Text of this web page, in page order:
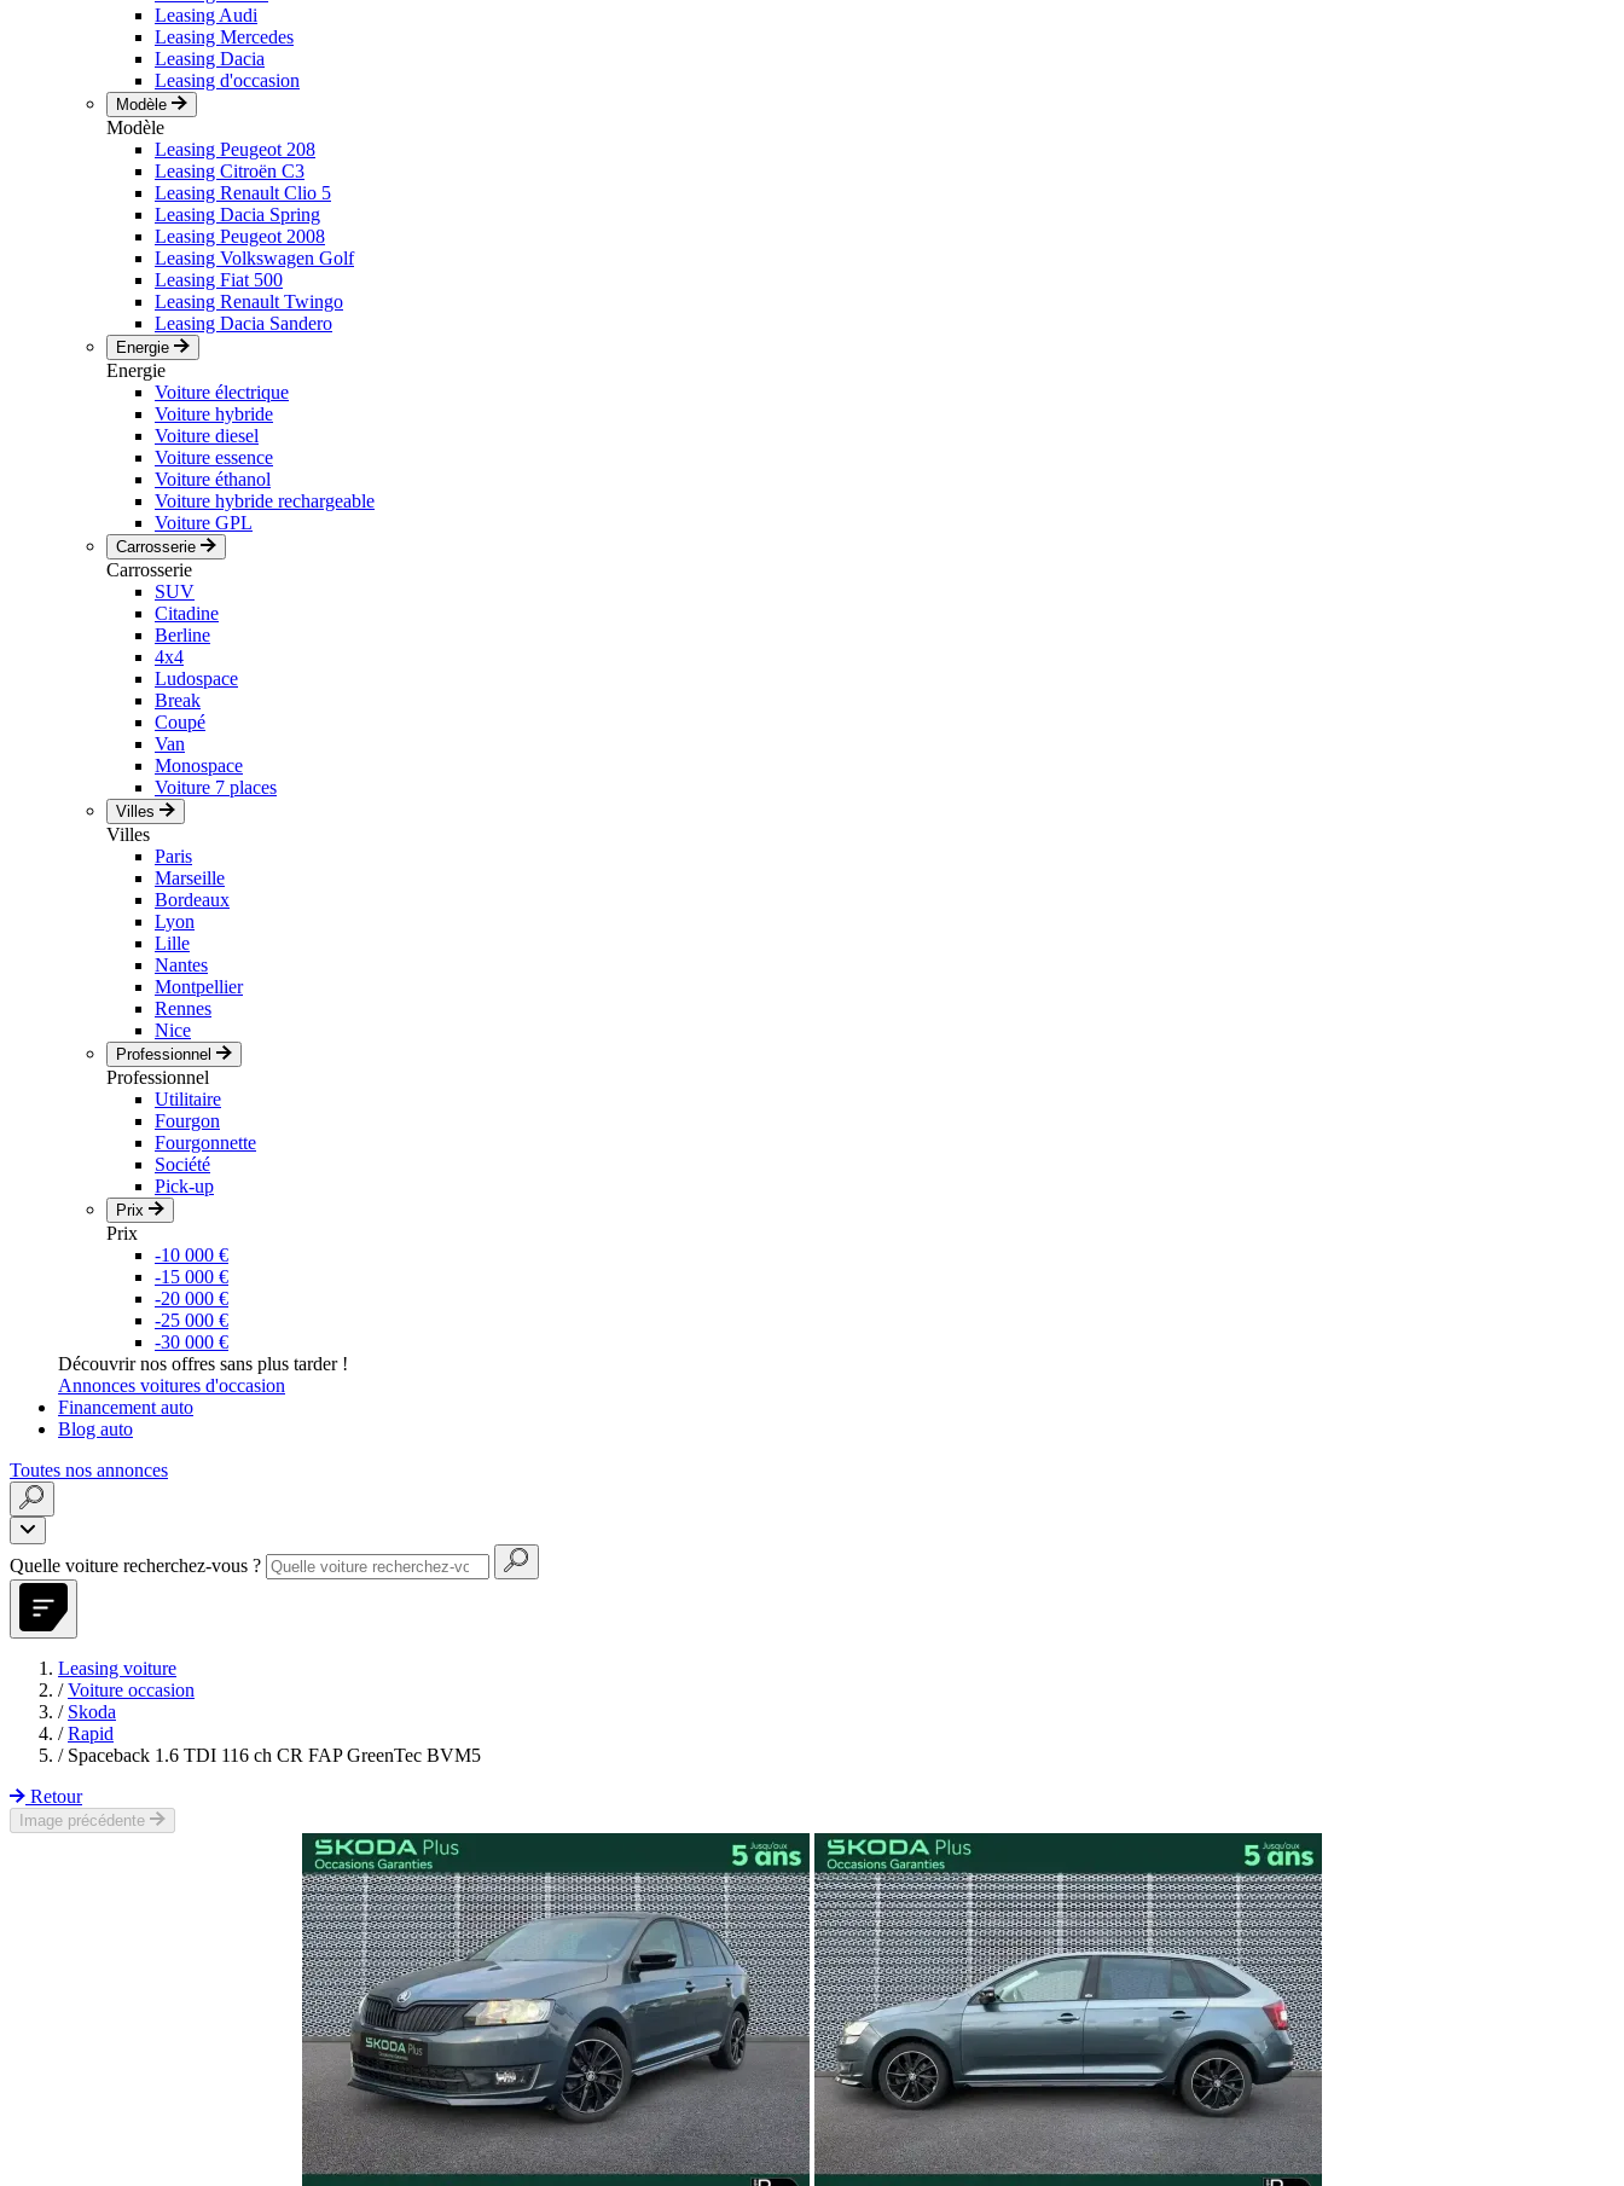
Leasing Audi
Leasing Mercedes
Leasing Dacia
Leasing d'occasion
Modèle
Modèle
Leasing Peugeot 208
Leasing Citroën C3
Leasing Renault Clio 5
Leasing Dacia Spring
Leasing Peugeot 2008
Leasing Volkswagen Golf
Leasing Fiat 500
Leasing Renault Twingo
Leasing Dacia Sandero
Energie
Energie
Voiture électrique
Voiture hybride
Voiture diesel
Voiture essence
Voiture éthanol
Voiture hybride rechargeable
Voiture GPL
Carrosserie
Carrosserie
SUV
Citadine
Berline
4x4
Ludospace
Break
Coupé
Van
Monospace
Voiture 7 places
Villes
Villes
Paris
Marseille
Bordeaux
Lyon
Lille
Nantes
Montpellier
Rennes
Nice
Professionnel
Professionnel
Utilitaire
Fourgon
Fourgonnette
Société
Pick-up
Prix
Prix
-10 000 €
-15 000 €
-20 000 €
-25 000 €
-30 000 €
Découvrir nos offres sans plus tarder !
Annonces voitures d'occasion
Financement auto
Blog auto
Toutes nos annonces
Quelle voiture recherchez-vous ?
Leasing voiture
/ Voiture occasion
/ Skoda
/ Rapid
/ Spaceback 1.6 TDI 116 ch CR FAP GreenTec BVM5
Retour
Image précédente